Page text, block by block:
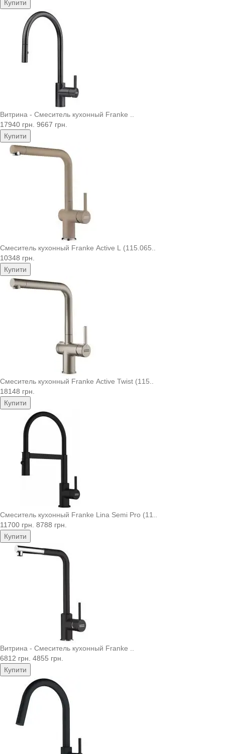
Купити
Витрина - Смеситель кухонный Franke ..
17940 грн. 9667 грн.
Купити
Смеситель кухонный Franke Active L (115.065..
10348 грн.
Купити
Смеситель кухонный Franke Active Twist (115..
18148 грн.
Купити
Смеситель кухонный Franke Lina Semi Pro (11..
11700 грн. 8788 грн.
Купити
Витрина - Смеситель кухонный Franke ..
6812 грн. 4855 грн.
Купити